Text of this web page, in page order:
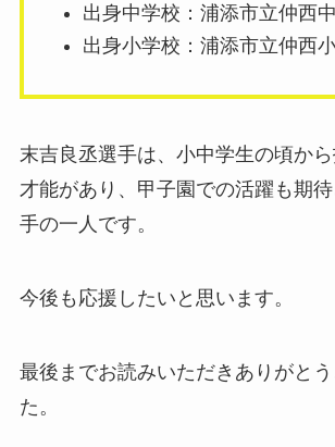
出身中学校：浦添市立仲西
出身小学校：浦添市立仲西
末吉良丞選手は、小中学生の頃か
才能があり、甲子園での活躍も期
手の一人です。
今後も応援したいと思います。
最後までお読みいただきありがと
た。